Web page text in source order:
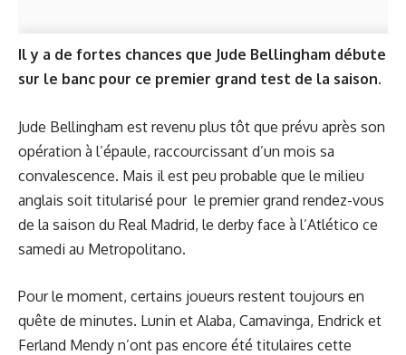
Il y a de fortes chances que Jude Bellingham débute
sur le banc pour ce premier grand test de la saison.
Jude Bellingham est revenu plus tôt que prévu après son
opération à l’épaule, raccourcissant d’un mois sa
convalescence. Mais il est peu probable que le milieu
anglais soit titularisé pour le premier grand rendez-vous
de la saison du Real Madrid, le derby face à l’Atlético ce
samedi au Metropolitano.
Pour le moment, certains joueurs restent toujours en
quête de minutes. Lunin et Alaba, Camavinga, Endrick et
Ferland Mendy n’ont pas encore été titulaires cette